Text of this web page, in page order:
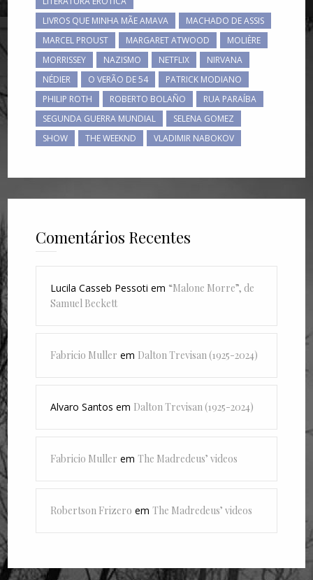
LIVROS QUE MINHA MÃE AMAVA
MACHADO DE ASSIS
MARCEL PROUST
MARGARET ATWOOD
MOLIÈRE
MORRISSEY
NAZISMO NETFLIX
NIRVANA
NÉDIER
O VERÃO DE 54
PATRICK MODIANO
PHILIP ROTH
ROBERTO BOLAÑO
RUA PARAÍBA
SEGUNDA GUERRA MUNDIAL
SELENA GOMEZ
SHOW
THE WEEKND VLADIMIR NABOKOV
Comentários Recentes
Lucila Casseb Pessoti em “Malone Morre”, de
Samuel Beckett
Fabricio Muller em Dalton Trevisan (1925-2024)
Alvaro Santos em Dalton Trevisan (1925-2024)
Fabricio Muller emThe Madredeus’ videos
Robertson Frizero emThe Madredeus’ videos